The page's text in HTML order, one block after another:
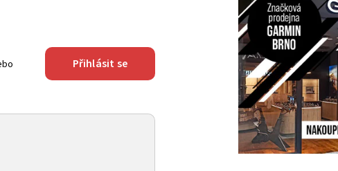
Přihlásit se